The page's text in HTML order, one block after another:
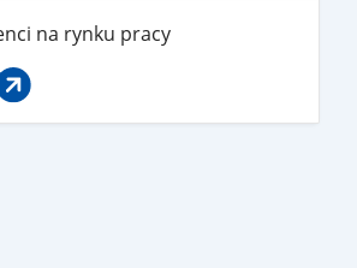
na rynku pracy